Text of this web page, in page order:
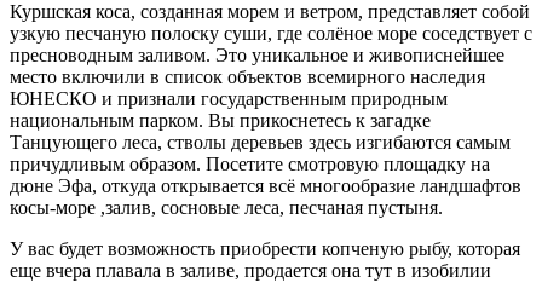
Куршская коса, созданная морем и ветром, представляет собой
узкую песчаную полоску суши, где солёное море соседствует с
пресноводным заливом. Это уникальное и живописнейшее
место включили в список объектов всемирного наследия
ЮНЕСКО и признали государственным природным
национальным парком. Вы прикоснетесь к загадке
Танцующего леса, стволы деревьев здесь изгибаются самым
причудливым образом. Посетите смотровую площадку на
дюне Эфа, откуда открывается всё многообразие ландшафтов
косы-море ,залив, сосновые леса, песчаная пустыня.
У вас будет возможность приобрести копченую рыбу, которая
еще вчера плавала в заливе, продается она тут в изобилии